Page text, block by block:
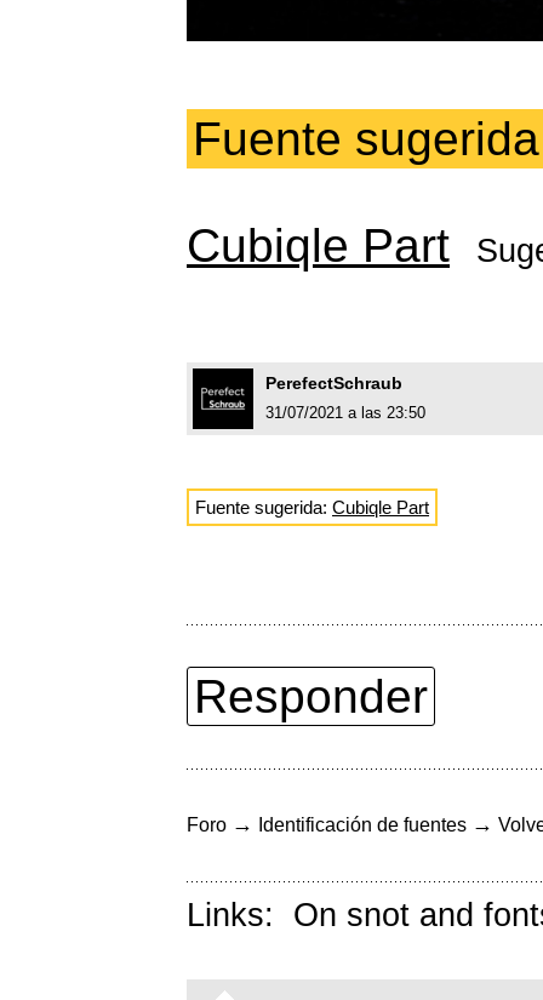
Fuente sugerida
Cubiqle Part
PerefectSchraub
31/07/2021 a las 23:50
Fuente sugerida: Cubiqle Part
Responder
Foro → Identificación de fuentes →
Links: On snot and